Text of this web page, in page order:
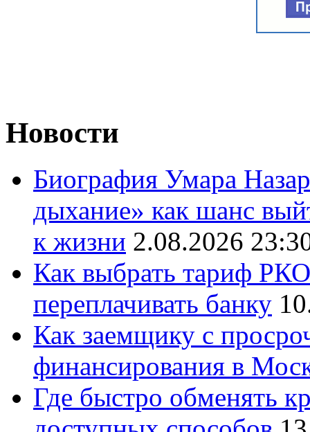
Новости
Биография Умара
дыхание» как шанс
к жизни 2.08.2026
Как выбрать тариф
переплачивать банку
Как заемщику с
финансирования в
Где быстро обменять